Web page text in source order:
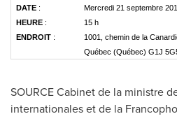
DATE :
Mercredi 21 septembre
HEURE :
15 h
ENDROIT :
1001, chemin de la
Québec (Québec) G1J
SOURCE Cabinet de la ministre
internationales et de la